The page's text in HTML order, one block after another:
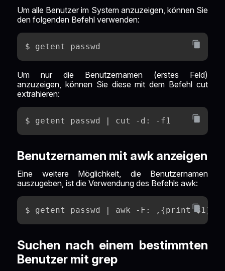
Um alle Benutzer im System anzuzeigen, können Sie
den folgenden Befehl verwenden:
$ getent passwd
Um nur die Benutzernamen (erstes Feld)
anzuzeigen, können Sie diese mit dem Befehl cut
extrahieren:
$ getent passwd | cut -d: -f1
Benutzernamen mit awk anzeigen
Eine weitere Möglichkeit, die Benutzernamen
auszugeben, ist die Verwendung des Befehls awk:
$ getent passwd | awk -F: ‚{print $1}‘
Suchen nach einem bestimmten
Benutzer mit grep